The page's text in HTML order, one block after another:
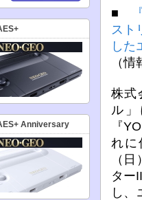
■
スト
した
（
株式
ル
『
れに
（
ター
し、
Anniversary